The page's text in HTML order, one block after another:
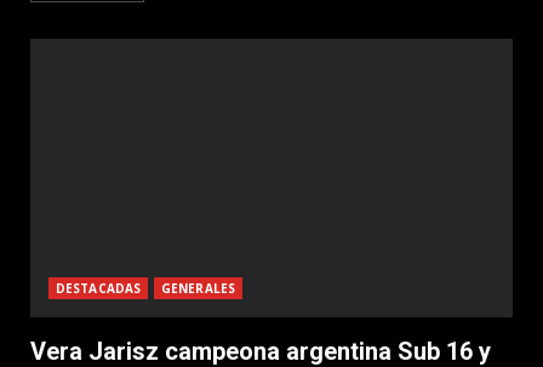
DESTACADAS GENERALES
Vera Jarisz campeona argentina Sub 16 y